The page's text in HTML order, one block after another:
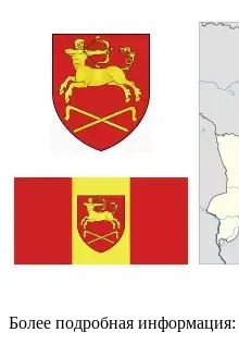
Более подробная информация: